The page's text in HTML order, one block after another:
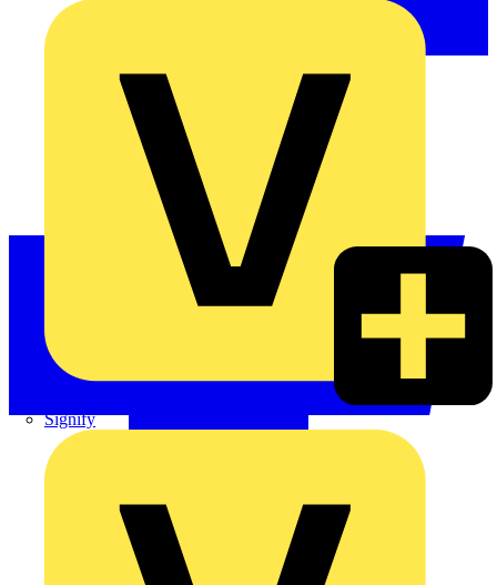
Signify